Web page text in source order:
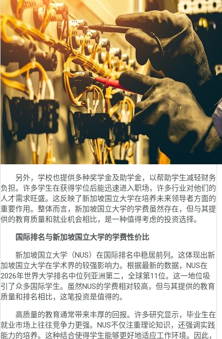
另外，学校也提供多种奖学金及助学金，以帮助学生减轻财务
负担。许多学生在获得学位后能迅速进入职场，许多行业对他们的
人才需求旺盛。这反映了新加坡国立大学在培养未来领导者方面的
重要作用。整体而言，新加坡国立大学的学费虽然存在，但与其提
供的教育质量和就业机会相比，是一种值得考虑的投资选择。
国际排名与新加坡国立大学的学费性价比
新加坡国立大学（NUS）在国际排名中稳居前列。这体现出新
加坡国立大学在学术界的较强影响力。根据最新的数据，NUS在
2026年世界大学排名中位列亚洲第二，全球第11位。这一地位吸
引了众多国际学生。虽然NUS的学费相对较高，但与其提供的教育
质量和排名相比，这笔投资是值得的。
高质量的教育通常带来丰厚的回报。许多研究显示，毕业生在
就业市场上往往竞争力更强。NUS不仅注重理论知识，还强调实践
能力的培养。这种结合使得学生能够更好地适应工作环境。因此，